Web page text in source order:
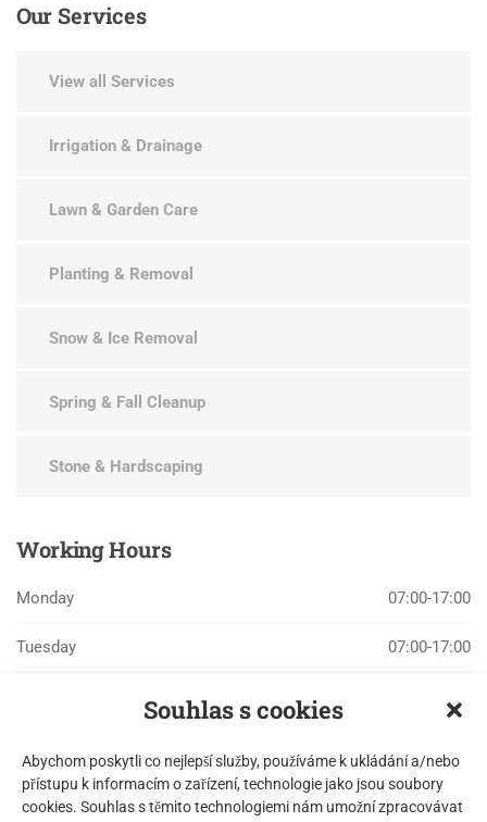
Souhlas s cookies
Abychom poskytli co nejlepší služby, používáme k ukládání a/nebo
přístupu k informacím o zařízení, technologie jako jsou soubory
cookies. Souhlas s těmito technologiemi nám umožní zpracovávat
OurServices
View all Services
Irrigation & Drainage
Lawn & Garden Care
Planting & Removal
Snow & Ice Removal
Spring & Fall Cleanup
Stone & Hardscaping
WorkingHours
Monday 07:00-17:00
Tuesday 07:00-17:00
Friday 07:00-17:00